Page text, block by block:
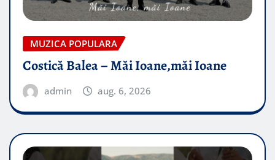
MUZICA POPULARA
Costică Balea – Măi Ioane,măi Ioane
admin aug. 6, 2026